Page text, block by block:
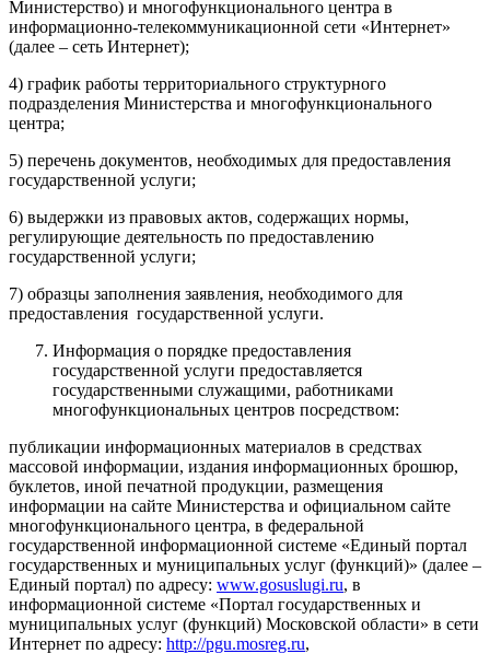
Министерство) и многофункционального центра в
информационно-телекоммуникационной сети «Интернет»
(далее – сеть Интернет);
4) график работы территориального структурного
подразделения Министерства и многофункционального
центра;
5) перечень документов, необходимых для предоставления
государственной услуги;
6) выдержки из правовых актов, содержащих нормы,
регулирующие деятельность по предоставлению
государственной услуги;
7) образцы заполнения заявления, необходимого для
предоставления государственной услуги.
Информация о порядке предоставления
государственной услуги предоставляется
государственными служащими, работниками
многофункциональных центров посредством:
публикации информационных материалов в средствах
массовой информации, издания информационных брошюр,
буклетов, иной печатной продукции, размещения
информации на сайте Министерства и официальном сайте
многофункционального центра, в федеральной
государственной информационной системе «Единый портал
государственных и муниципальных услуг (функций)» (далее –
Единый портал) по адресу: www.gosuslugi.ru, в
информационной системе «Портал государственных и
муниципальных услуг (функций) Московской области» в сети
Интернет по адресу: http://pgu.mosreg.ru,